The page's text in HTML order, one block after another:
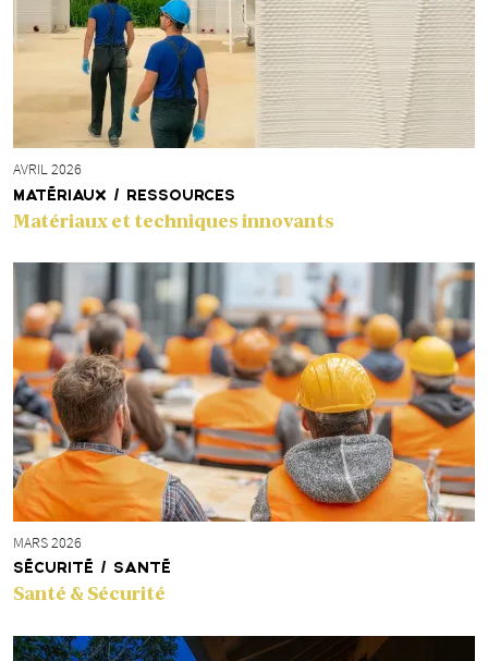
AVRIL 2026
MATÉRIAUX / RESSOURCES
Matériaux et techniques innovants
MARS 2026
SÉCURITÉ / SANTÉ
Santé & Sécurité